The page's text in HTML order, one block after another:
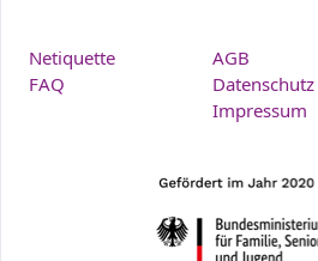
Netiquette
FAQ
AGB
Datenschutz
Impressum